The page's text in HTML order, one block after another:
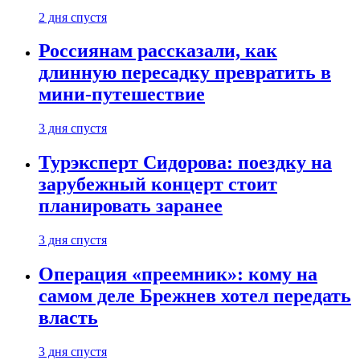
2 дня спустя
Россиянам рассказали, как
длинную пересадку превратить в
мини-путешествие
3 дня спустя
Турэксперт Сидорова: поездку на
зарубежный концерт стоит
планировать заранее
3 дня спустя
Операция «преемник»: кому на
самом деле Брежнев хотел передать
власть
3 дня спустя